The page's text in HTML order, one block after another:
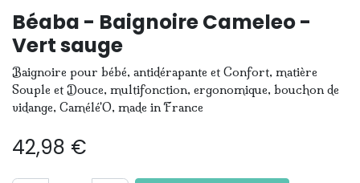
Béaba - Baignoire Cameleo -
Vert sauge
Baignoire pour bébé, antidérapante et Confort, matière
Souple et Douce, multifonction, ergonomique, bouchon de
vidange, Camélé'O, made in France
42,98 €